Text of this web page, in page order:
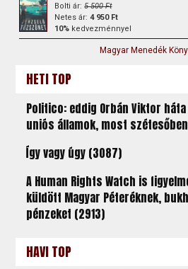
Bolti ár:5 500 Ft
Netes ár:4 950 Ft
10% kedvezménnyel
Magyar Menedék
HETI TOP
Politico: eddig Orbán Viktor
uniós államok, most
Így vagy úgy (3087)
A Human Rights Watch is
küldött Magyar Péteréknek,
pénzeket (2913)
HAVI TOP